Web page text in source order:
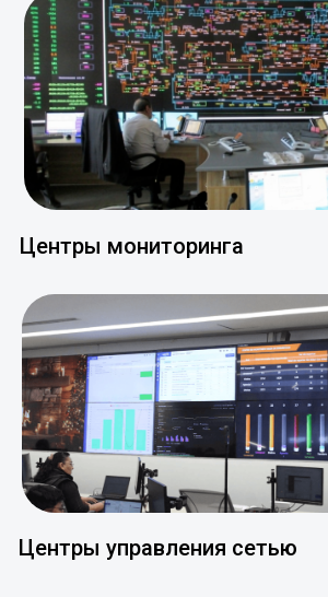
Центры мониторинга
Центры управления сетью